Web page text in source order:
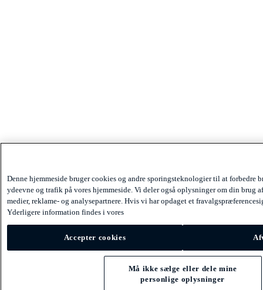
Denne hjemmeside bruger cookies og andre sporingsteknologier til at forbedre
ydeevne og trafik på vores hjemmeside. Vi deler også oplysninger om din brug
medier, reklame- og analysepartnere. Hvis vi har opdaget et
Yderligere information findes i vores
Accepter cookies
Må ikke sælge eller dele mine
personlige oplysninger